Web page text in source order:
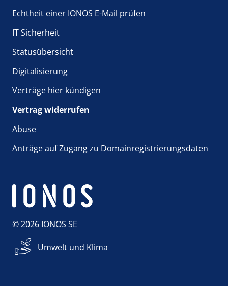
Echtheit einer IONOS E-Mail prüfen
IT Sicherheit
Statusübersicht
Digitalisierung
Verträge hier kündigen
Vertrag widerrufen
Abuse
Anträge auf Zugang zu Domainregistrierungsdaten
© 2026 IONOS SE
Umwelt und Klima